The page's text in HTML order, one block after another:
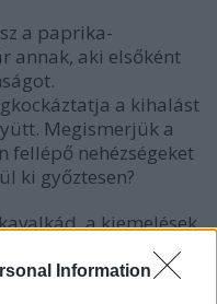
Information
a paprika-
annak, aki elsőként
a kihalást
Megismerjük a
fellépő nehézségeket
ki győztesen?
a kiemelések
teszik a kötetet. A
a különböző